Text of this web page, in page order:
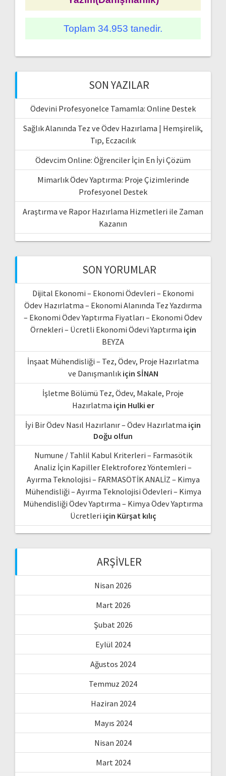
Toplam 34.953 tanedir.
SON YAZILAR
Ödevini Profesyonelce Tamamla: Online Destek
Sağlık Alanında Tez ve Ödev Hazırlama | Hemşirelik,
Tıp, Eczacılık
Ödevcim Online: Öğrenciler İçin En İyi Çözüm
Mimarlık Ödev Yaptırma: Proje Çizimlerinde
Profesyonel Destek
Araştırma ve Rapor Hazırlama Hizmetleri ile Zaman
Kazanın
SON YORUMLAR
Dijital Ekonomi – Ekonomi Ödevleri – Ekonomi
Ödev Hazırlatma – Ekonomi Alanında Tez Yazdırma
– Ekonomi Ödev Yaptırma Fiyatları – Ekonomi Ödev
Örnekleri – Ücretli Ekonomi Ödevi Yaptırma için
BEYZA
İnşaat Mühendisliği – Tez, Ödev, Proje Hazırlatma
ve Danışmanlıkiçin SİNAN
İşletme Bölümü Tez, Ödev, Makale, Proje
Hazırlatma için Hulki er
İyi Bir Ödev Nasıl Hazırlanır – Ödev Hazırlatma için
Doğu olfun
Numune / Tahlil Kabul Kriterleri – Farmasötik
Analiz İçin Kapiller Elektroforez Yöntemleri –
Ayırma Teknolojisi – FARMASÖTİK ANALİZ – Kimya
Mühendisliği – Ayırma Teknolojisi Ödevleri – Kimya
Mühendisliği Ödev Yaptırma – Kimya Ödev Yaptırma
Ücretleri için Kürşat kılıç
ARŞIVLER
Nisan 2026
Mart 2026
Şubat 2026
Eylül 2024
Ağustos 2024
Temmuz 2024
Haziran 2024
Mayıs 2024
Nisan 2024
Mart 2024